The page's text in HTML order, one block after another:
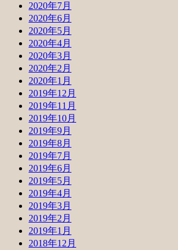
2020年7月
2020年6月
2020年5月
2020年4月
2020年3月
2020年2月
2020年1月
2019年12月
2019年11月
2019年10月
2019年9月
2019年8月
2019年7月
2019年6月
2019年5月
2019年4月
2019年3月
2019年2月
2019年1月
2018年12月